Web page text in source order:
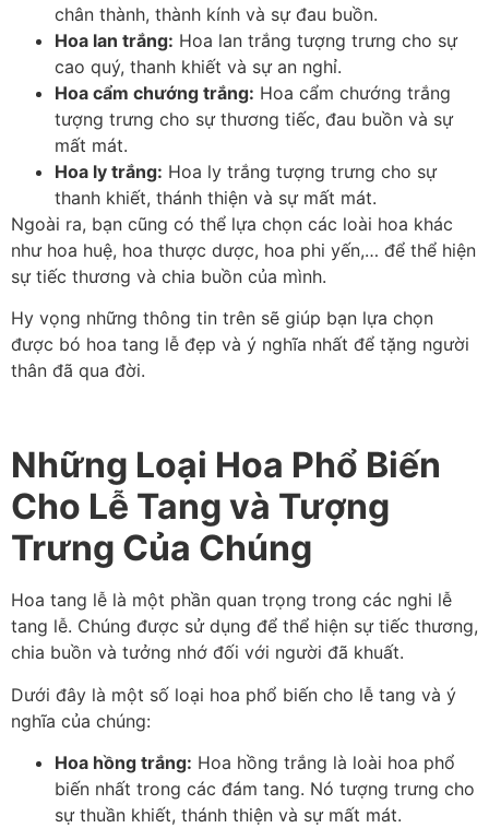
chân thành, thành kính và sự đau buồn.
Hoa lan trắng: Hoa lan trắng tượng trưng cho sự
cao quý, thanh khiết và sự an nghỉ.
Hoa cẩm chướng trắng: Hoa cẩm chướng trắng
tượng trưng cho sự thương tiếc, đau buồn và sự
mất mát.
Hoa ly trắng: Hoa ly trắng tượng trưng cho sự
thanh khiết, thánh thiện và sự mất mát.
Ngoài ra, bạn cũng có thể lựa chọn các loài hoa khác
như hoa huệ, hoa thược dược, hoa phi yến,… để thể hiện
sự tiếc thương và chia buồn của mình.
Hy vọng những thông tin trên sẽ giúp bạn lựa chọn
được bó hoa tang lễ đẹp và ý nghĩa nhất để tặng người
thân đã qua đời.
Những Loại Hoa Phổ Biến
Cho Lễ Tang và Tượng
Trưng Của Chúng
Hoa tang lễ là một phần quan trọng trong các nghi lễ
tang lễ. Chúng được sử dụng để thể hiện sự tiếc thương,
chia buồn và tưởng nhớ đối với người đã khuất.
Dưới đây là một số loại hoa phổ biến cho lễ tang và ý
nghĩa của chúng:
Hoa hồng trắng: Hoa hồng trắng là loài hoa phổ
biến nhất trong các đám tang. Nó tượng trưng cho
sự thuần khiết, thánh thiện và sự mất mát.